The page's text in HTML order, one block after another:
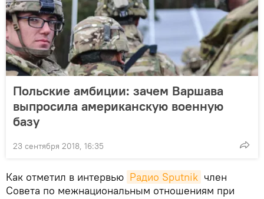
Польские амбиции: зачем Варшава
выпросила американскую военную
базу
23 сентября 2018, 16:35
Как отметил в интервью Радио Sputnik член
Совета по межнациональным отношениям при